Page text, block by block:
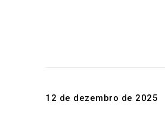
12 de dezembro de 2025